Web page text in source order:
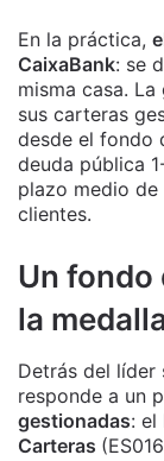
En la práctica,
CaixaBank: se
misma casa.
sus carteras
desde el fondo
deuda pública
plazo medio
clientes.
Un fondo
la
Detrás del líder
responde a un
gestionadas: el
Carteras